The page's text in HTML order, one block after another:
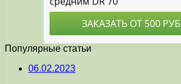
Популярные статьи
06.02.2023